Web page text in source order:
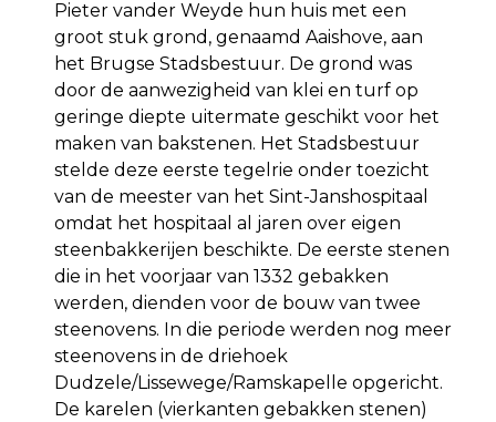
Pieter vander Weyde hun huis met een
groot stuk grond, genaamd Aaishove, aan
het Brugse Stadsbestuur. De grond was
door de aanwezigheid van klei en turf op
geringe diepte uitermate geschikt voor het
maken van bakstenen. Het Stadsbestuur
stelde deze eerste tegelrie onder toezicht
van de meester van het Sint-Janshospitaal
omdat het hospitaal al jaren over eigen
steenbakkerijen beschikte. De eerste stenen
die in het voorjaar van 1332 gebakken
werden, dienden voor de bouw van twee
steenovens. In die periode werden nog meer
steenovens in de driehoek
Dudzele/Lissewege/Ramskapelle opgericht.
De karelen (vierkanten gebakken stenen)